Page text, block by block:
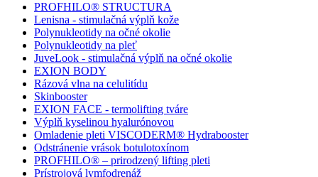
PROFHILO® STRUCTURA
Lenisna - stimulačná výplň kože
Polynukleotidy na očné okolie
Polynukleotidy na pleť
JuveLook - stimulačná výplň na očné okolie
EXION BODY
Rázová vlna na celulitídu
Skinbooster
EXION FACE - termolifting tváre
Výplň kyselinou hyalurónovou
Omladenie pleti VISCODERM® Hydrabooster
Odstránenie vrások botulotoxínom
PROFHILO® – prirodzený lifting pleti
Prístrojová lymfodrenáž